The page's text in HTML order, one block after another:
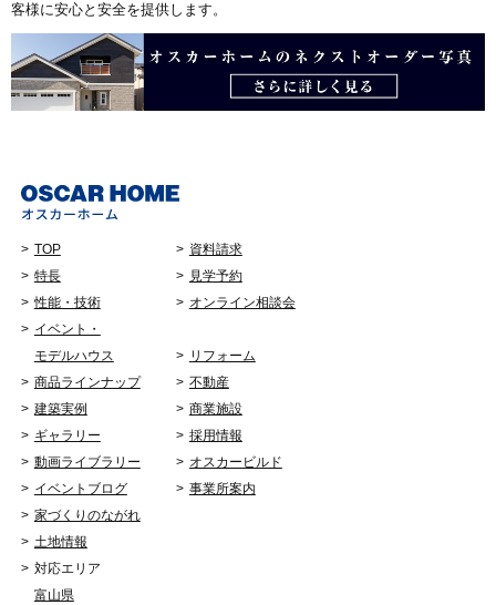
客様に安心と安全を提供します。
TOP
特長
性能・技術
イベント・
モデルハウス
商品ラインナップ
建築実例
ギャラリー
動画ライブラリー
イベントブログ
家づくりのながれ
土地情報
対応エリア
富山県
資料請求
見学予約
オンライン相談会
リフォーム
不動産
商業施設
採用情報
オスカービルド
事業所案内